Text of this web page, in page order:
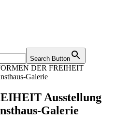
Search Button
DER FREIHEIT
Galerie
Ausstellung
Galerie